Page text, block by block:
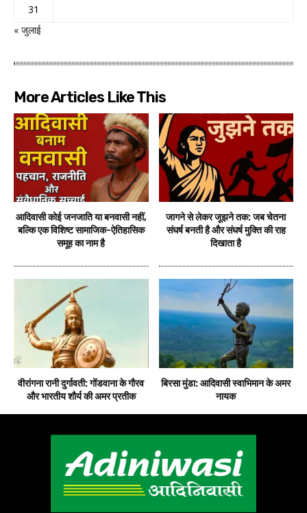
31
« जुलाई
More Articles Like This
आदिवासी कोई जनजाति या बनवासी नहीं,
बल्कि एक विशिष्ट सामाजिक-ऐतिहासिक
समूह का नाम है
जागने से लेकर जूझने तक: जब चेतना
संघर्ष बनती है और संघर्ष मुक्ति की राह
दिखाता है
वीरांगना रानी दुर्गावती: गोंडवाना के गौरव
और भारतीय शौर्य की अमर प्रतीक
बिरसा मुंडा: आदिवासी स्वाभिमान के अमर
नायक